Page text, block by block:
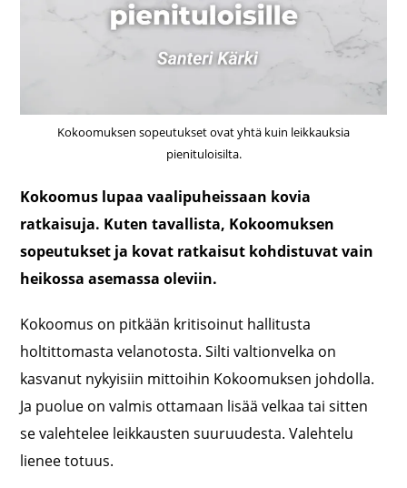
Kokoomuksen sopeutukset ovat yhtä kuin leikkauksia
pienituloisilta.
Kokoomus lupaa vaalipuheissaan kovia
ratkaisuja. Kuten tavallista, Kokoomuksen
sopeutukset ja kovat ratkaisut kohdistuvat vain
heikossa asemassa oleviin.
Kokoomus on pitkään kritisoinut hallitusta
holtittomasta velanotosta. Silti valtionvelka on
kasvanut nykyisiin mittoihin Kokoomuksen johdolla.
Ja puolue on valmis ottamaan lisää velkaa tai sitten
se valehtelee leikkausten suuruudesta. Valehtelu
lienee totuus.